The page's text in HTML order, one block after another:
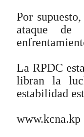
Por
ataque de
La RPDC
libran la
estabilidad
www.kcna.kp